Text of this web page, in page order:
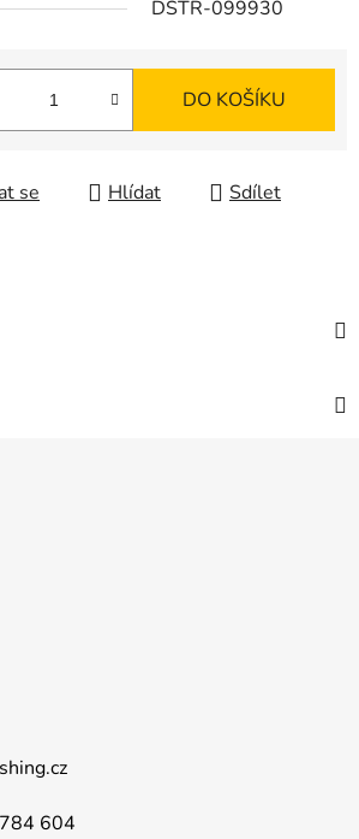
DSTR-099930
DO KOŠÍKU
se Hlídat Sdílet
604